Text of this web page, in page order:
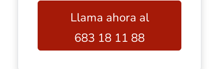
Llama ahora al
683 18 11 88